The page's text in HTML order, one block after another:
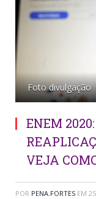
Foto divulgação
ENEM
VEJA
POR PENA.FORTES EM